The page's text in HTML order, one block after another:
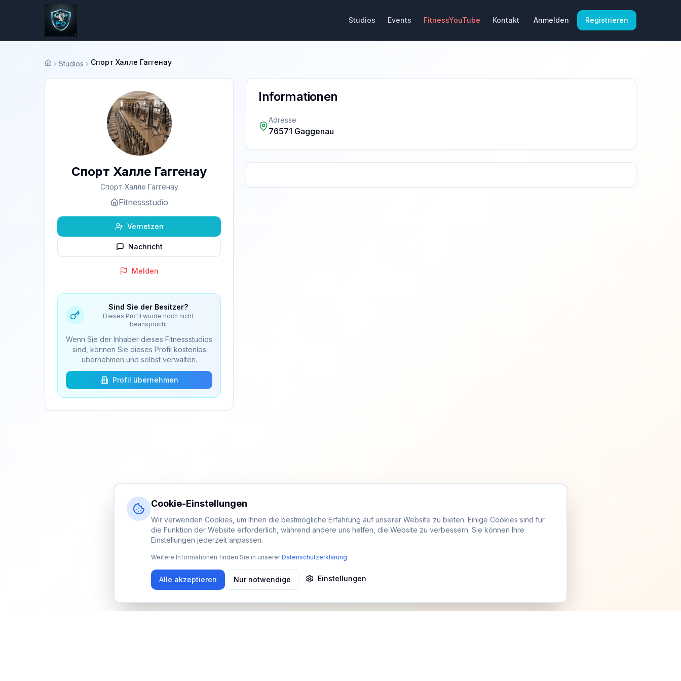
Studios Events FitnessYouTube Kontakt Anmelden Registrieren
Startseite
Studios Спорт Халле Гаггенау
Спорт Халле Гаггенау
Спорт Халле Гаггенау
Fitnessstudio
Vernetzen
Nachricht
Melden
Sind Sie der Besitzer?
Dieses Profil wurde noch nicht
beansprucht
Wenn Sie der Inhaber dieses Fitnessstudios
sind, können Sie dieses Profil kostenlos
übernehmen und selbst verwalten.
Profil übernehmen
Informationen
Adresse
76571 Gaggenau
Cookie-Einstellungen
Wir verwenden Cookies, um Ihnen die bestmögliche Erfahrung auf unserer Website zu bieten. Einige Cookies sind für
die Funktion der Website erforderlich, während andere uns helfen, die Website zu verbessern. Sie können Ihre
Einstellungen jederzeit anpassen.
Weitere Informationen finden Sie in unserer Datenschutzerklärung.
Alle akzeptieren Nur notwendige Einstellungen